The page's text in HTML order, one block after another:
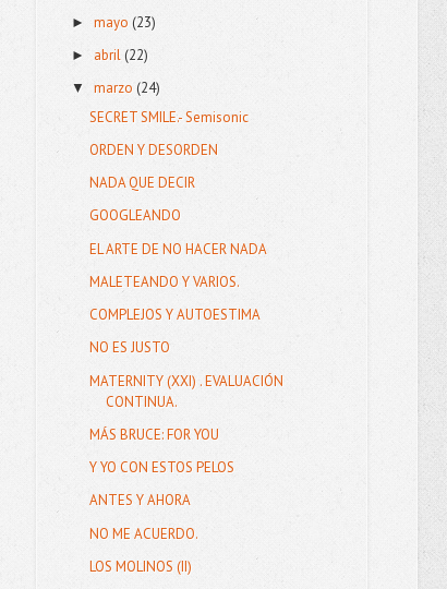
►mayo(23)
► abril (22)
▼marzo (24)
SECRET SMILE.- Semisonic
ORDEN Y DESORDEN
NADA QUE DECIR
GOOGLEANDO
EL ARTE DE NO HACER NADA
MALETEANDO Y VARIOS.
COMPLEJOS Y AUTOESTIMA
NO ES JUSTO
MATERNITY (XXI) . EVALUACIÓN
CONTINUA.
MÁS BRUCE: FOR YOU
Y YO CON ESTOS PELOS
ANTES Y AHORA
NO ME ACUERDO.
LOS MOLINOS (II)